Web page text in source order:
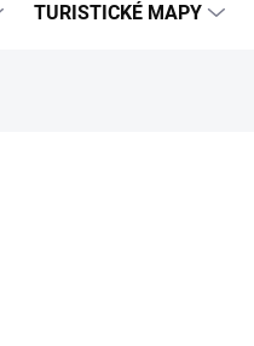
TURISTICKÉ MAPY